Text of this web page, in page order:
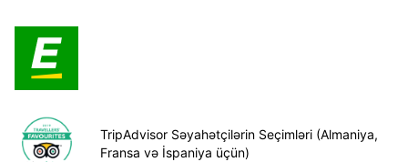
TripAdvisor Səyahətçilərin Seçimləri (Almaniya,
Fransa və İspaniya üçün)